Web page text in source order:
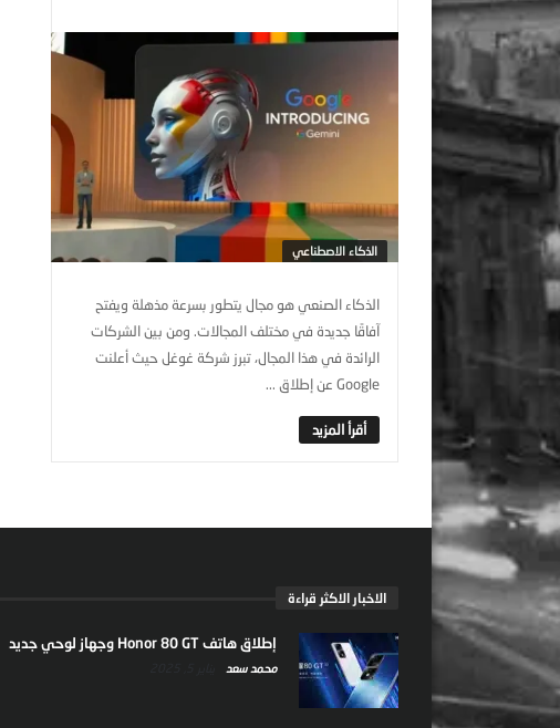
الذكاء الاصطناعي
الذكاء الصنعي هو مجال يتطور بسرعة مذهلة ويفتح
آفاقًا جديدة في مختلف المجالات. ومن بين الشركات
الرائدة في هذا المجال، تبرز شركة غوغل حيث أعلنت
Google عن إطلاق ...
الاخبار الاكثر قراءة
إطلاق هاتف Honor 80 GT وجهاز لوحي جديد
محمد سعد